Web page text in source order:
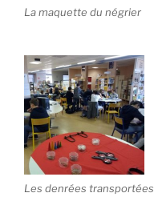
La maquette du négrier
Les denrées transportées